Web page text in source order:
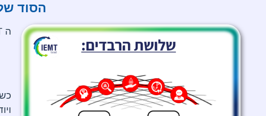
הסוד
ה IEMT מבוסס על הבנה מדעית פשוטה: